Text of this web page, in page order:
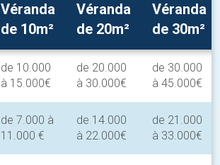
Véranda
de 10m²
Véranda
de 20m²
Véranda
de 30m²
de 10.000
à 15.000€
de 20.000
à 30.000€
de 30.000
à 45.000€
de 7.000 à
11.000 €
de 14.000
à 22.000€
de 21.000
à 33.000€